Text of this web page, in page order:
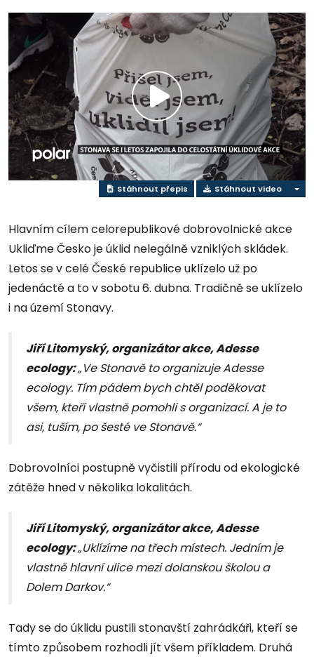
Přehrát
video
Stáhnout přepis Stáhnout video
Hlavním cílem celorepublikové dobrovolnické akce
Ukliďme Česko je úklid nelegálně vzniklých skládek.
Letos se v celé České republice uklízelo už po
jedenácté a to v sobotu 6. dubna. Tradičně se uklízelo
i na území Stonavy.
Jiří Litomyský, organizátor akce, Adesse
ecology:„Ve Stonavě to organizuje Adesse
ecology. Tím pádem bych chtěl poděkovat
všem, kteří vlastně pomohli s organizací. A je to
asi, tuším, po šesté ve Stonavě.“
Dobrovolníci postupně vyčistili přírodu od ekologické
zátěže hned v několika lokalitách.
Jiří Litomyský, organizátor akce, Adesse
ecology:„Uklízíme na třech místech. Jedním je
vlastně hlavní ulice mezi dolanskou školou a
Dolem Darkov.“
Tady se do úklidu pustili stonavští zahrádkáři, kteří se
tímto způsobem rozhodli jít všem příkladem. Druhá